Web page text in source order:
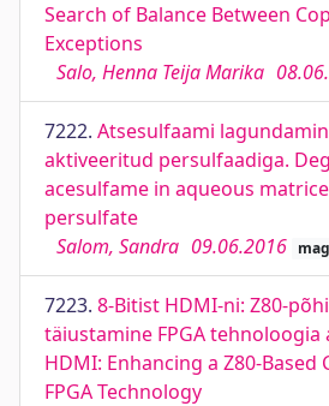
Search of Balance Between
Exceptions
Salo, Henna Teija Marika
7222. Atsesulfaami
aktiveeritud persulfaadiga.
acesulfame in aqueous
persulfate
Salom, Sandra 09.06.2016
7223. 8-Bitist HDMI-ni: Z80-
täiustamine FPGA tehnoloogia
HDMI: Enhancing a Z80-
FPGA Technology